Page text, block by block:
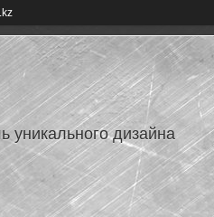
уникального дизайна